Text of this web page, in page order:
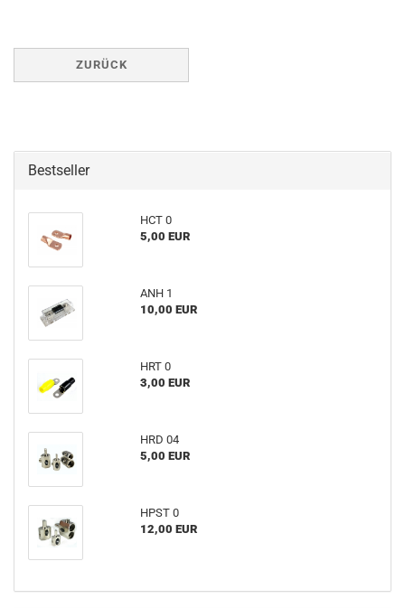
ZURÜCK
Bestseller
HCT 0
5,00 EUR
ANH 1
10,00 EUR
HRT 0
3,00 EUR
HRD 04
5,00 EUR
HPST 0
12,00 EUR